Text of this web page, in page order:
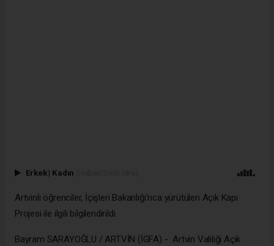
Erkek | Kadın
Artvinli öğrenciler, İçişleri Bakanlığı'nca yürütülen Açık Kapı
Projesi ile ilgili bilgilendirildi.
Bayram SARAYOĞLU / ARTVİN (İGFA) - Artvin Valiliği Açık